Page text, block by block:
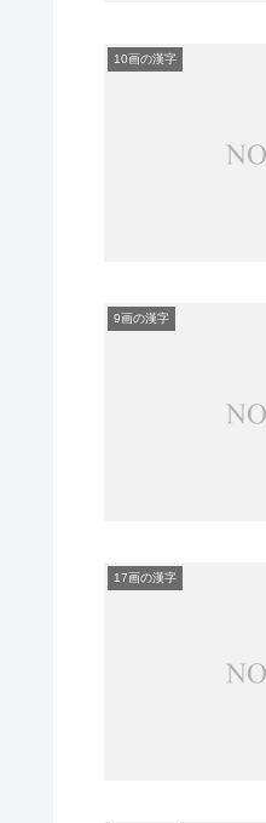
10画の漢字
9画の漢字
17画の漢字